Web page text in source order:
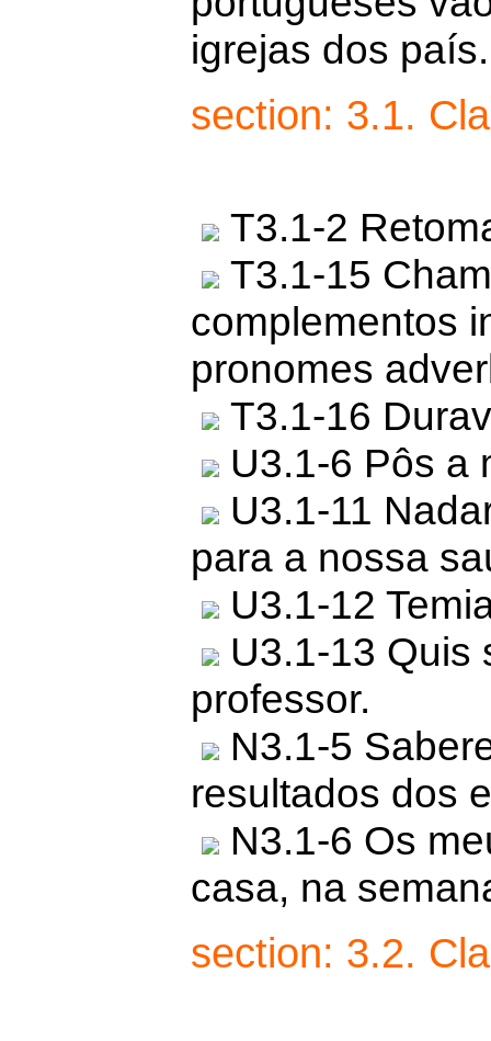
igrejas dos país.
section: 3.1.
T3.1-2
T3.1-15
complementos
pronomes
T3.1-16
U3.1-6 Pôs a
U3.1-11
para a nossa
U3.1-12
U3.1-13 Quis
professor.
N3.1-5
resultados dos
N3.1-6 Os
casa, na
section: 3.2.